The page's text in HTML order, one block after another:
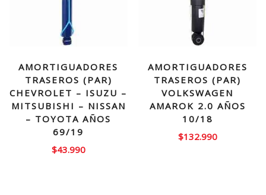
AMORTIGUADORES
TRASEROS (PAR)
CHEVROLET – ISUZU –
MITSUBISHI – NISSAN
– TOYOTA AÑOS
69/19
$43.990
AMORTIGUADORES
TRASEROS (PAR)
VOLKSWAGEN
AMAROK 2.0 AÑOS
10/18
$132.990